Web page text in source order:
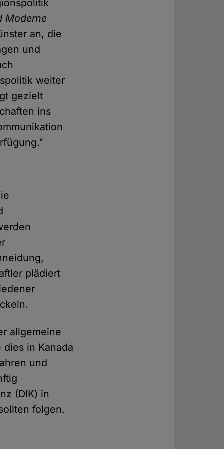
Moderne
an, die
und
weiter
gezielt
ins
plädiert
allgemeine
in Kanada
und
(DIK) in
folgen.